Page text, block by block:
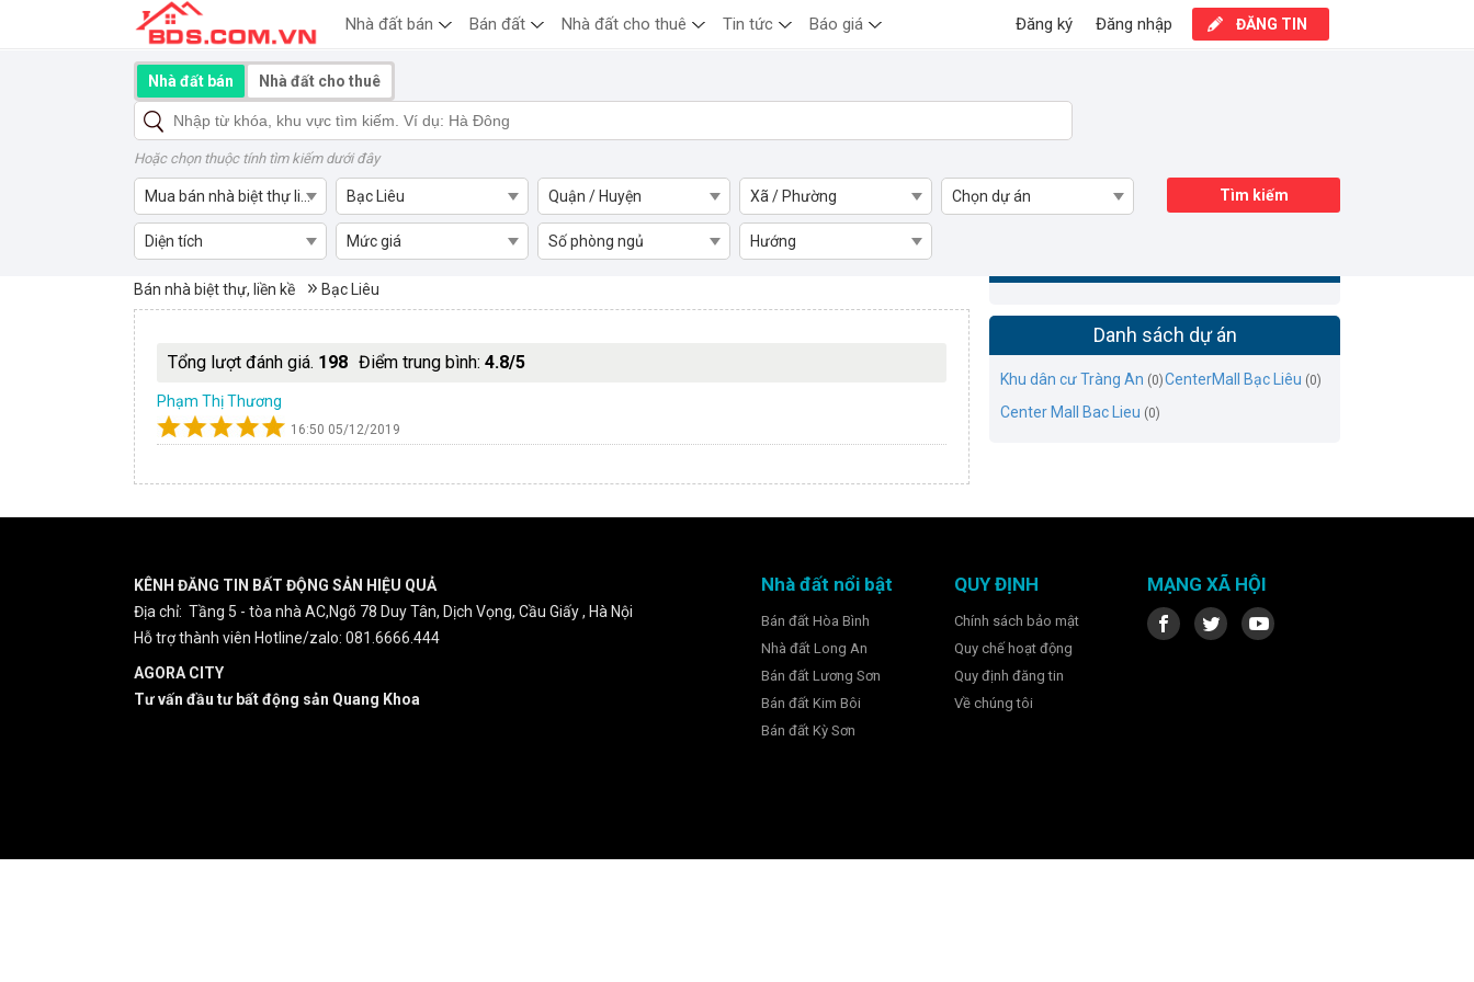
Mua bán nhà biệt thự liền kề Bạc Liêu
Bán nhà biệt thự, liền kề Bạc Liêu
Tổng lượt đánh giá. 198 Điểm trung bình: 4.8/5
Phạm Thị Thương
16:50 05/12/2019
Danh sách dự án
Khu dân cư Tràng An (0)CenterMall Bạc Liêu (0)
Center Mall Bac Lieu (0)
Nhà đất bán Nhà đất cho thuê
Hoặc chọn thuộc tính tìm kiếm dưới đây
Mua bán nhà biệt thự liền kề Bạc Liêu Quận / Huyện Xã / Phường Chọn dự án
Diện tích Mức giá Số phòng ngủ Hướng
Tìm kiếm
Nhà đất bán Bán đất Nhà đất cho thuê Tin tức Báo giá ĐĂNG TIN
Đăng nhập
Đăng ký
KÊNH ĐĂNG TIN BẤT ĐỘNG SẢN HIỆU QUẢ
Địa chỉ: Tầng 5 - tòa nhà AC,Ngõ 78 Duy Tân, Dịch Vọng, Cầu Giấy , Hà Nội
Hỗ trợ thành viên Hotline/zalo: 081.6666.444
AGORA CITY
Tư vấn đầu tư bất động sản Quang Khoa
Nhà đất nổi bật
Bán đất Hòa Bình
Nhà đất Long An
Bán đất Lương Sơn
Bán đất Kim Bôi
Bán đất Kỳ Sơn
QUY ĐỊNH
Chính sách bảo mật
Quy chế hoạt động
Quy định đăng tin
Về chúng tôi
MẠNG XÃ HỘI